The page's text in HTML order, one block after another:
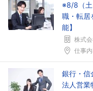
※8/8（土
職・転居
能】
株式
仕事
銀行・信
法人営業